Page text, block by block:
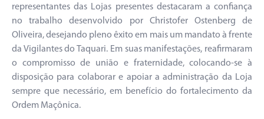
representantes das Lojas presentes destacaram a confiança
no trabalho desenvolvido por Christofer Ostenberg de
Oliveira, desejando pleno êxito em mais um mandato à frente
da Vigilantes do Taquari. Em suas manifestações, reafirmaram
o compromisso de união e fraternidade, colocando-se à
disposição para colaborar e apoiar a administração da Loja
sempre que necessário, em benefício do fortalecimento da
Ordem Maçônica.